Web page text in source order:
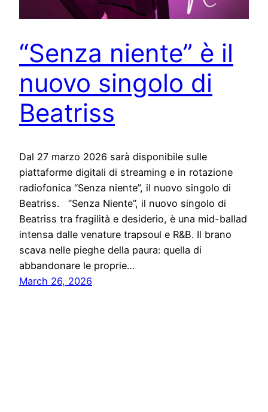
“Senza niente” è il
nuovo singolo di
Beatriss
Dal 27 marzo 2026 sarà disponibile sulle
piattaforme digitali di streaming e in rotazione
radiofonica “Senza niente”, il nuovo singolo di
Beatriss. “Senza Niente”, il nuovo singolo di
Beatriss tra fragilità e desiderio, è una mid-ballad
intensa dalle venature trapsoul e R&B. Il brano
scava nelle pieghe della paura: quella di
abbandonare le proprie…
March 26, 2026